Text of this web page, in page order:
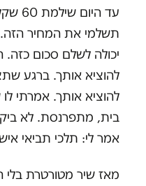
עד
תשלמי את המחיר הזה.
יכולה לשלם סכום כזה.
להוציא אותך. ברגע
להוציא אותך. אמרתי
בית, מתפרנסת. לא
אמר לי: תלכי תביאי
מאז שיר מטורטרת